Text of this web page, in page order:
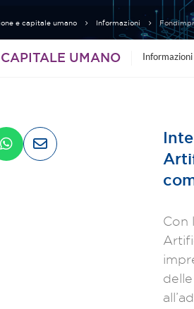
e capitale umano Informazioni
UMANO Informazioni
Con